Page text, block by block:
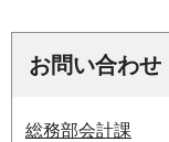
お問い合わせ
総務部会計課